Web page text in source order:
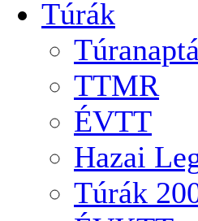
Túrák
TTMR
ÉVTT
Hazai
Túrák